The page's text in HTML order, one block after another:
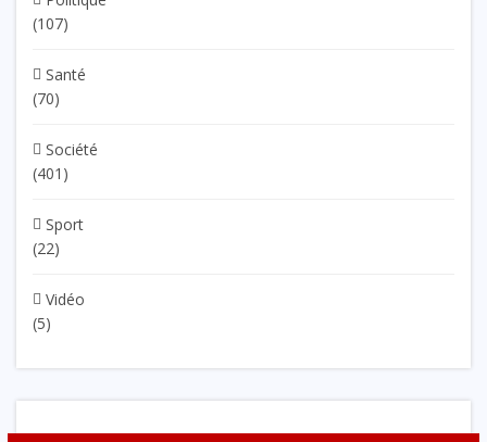
(107)
Santé
(70)
Société
(401)
Sport
(22)
Vidéo
(5)